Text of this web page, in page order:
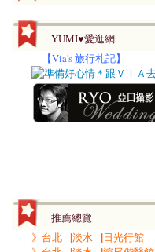
YUMI♥愛逛網
【Via's 旅行札記】
推薦總覽
》台北▕淡水▕日光行館